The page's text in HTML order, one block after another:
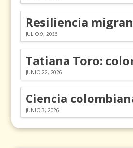
JULIO 9, 2026
JUNIO 22, 2026
JUNIO 3, 2026